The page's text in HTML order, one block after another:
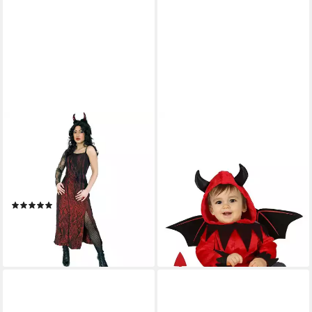
Hexen-Kostüm Höllenbraut
Teufelin Kostüm Kleid
Halloween Karneval Fasching
(2)
UVP29,99 €
lieferbar - in 6-7 Werktagen bei dir
Overall, Halloweenkostüm
Babykostüm Kleinkinder
36,95 €
lieferbar - in 5-6 Werktagen bei dir